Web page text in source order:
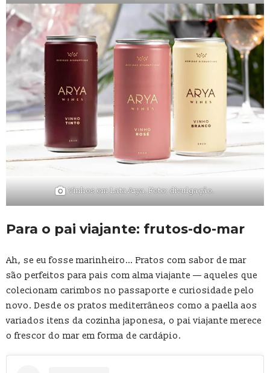
Vinhos em Lata Arya. Foto: divulgação.
Para o pai viajante: frutos-do-mar
Ah, se eu fosse marinheiro… Pratos com sabor de mar
são perfeitos para pais com alma viajante — aqueles que
colecionam carimbos no passaporte e curiosidade pelo
novo. Desde os pratos mediterrâneos como a paella aos
variados itens da cozinha japonesa, o pai viajante merece
o frescor do mar em forma de cardápio.